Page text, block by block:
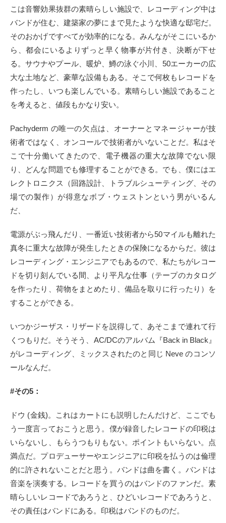
こは音響効果抜群の素晴らしい施設で、レコーディング中は
バンドが住む、建築家の夢にまで見たような快適な邸宅だ。
そのおかげですべてが効率的になる。みんながそこにいるか
ら、都会にいるよりずっと早く物事が片付き、決断が下せ
る。サウナやプール、暖炉、鱒の泳ぐ小川、50エーカーの広
大な土地など、豪華な設備もある。そこで何枚もレコードを
作ったし、いつも楽しんでいる。素晴らしい施設であること
を考えると、値段もかなり安い。
Pachyderm の唯一の欠点は、オーナーとマネージャーが技
術者ではなく、オンコールで技術者がいないことだ。私はそ
こで十分働いてきたので、電子機器の重大な故障でない限
り、どんな問題でも修理することができる。でも、僕にはエ
レクトロニクス（回路設計、トラブルシューティング、その
場での製作）が得意なボブ・ウェストンという男がいるん
だ、
電源がぶっ飛んだり、一番近い技術者から50マイルも離れた
真冬に重大な故障が発生したときの保険になるからだ。彼は
レコーディング・エンジニアでもあるので、私たちがレコー
ドを切り刻んでいる間、より平凡な仕事（テープのカタログ
を作ったり、荷物をまとめたり、備品を取りに行ったり）を
することができる。
いつかジーザス・リザードを説得して、あそこまで連れて行
くつもりだ。そうそう、AC/DCのアルバム『Back in Black』
がレコーディング、ミックスされたのと同じ Neve のコンソ
ールなんだ。
#その5：
ドウ (金銭)。これはカートにも説明したんだけど、ここでも
う一度言っておこうと思う。僕が録音したレコードの印税は
いらないし、もらうつもりもない。ポイントもいらない。点
満点だ。プロデューサーやエンジニアに印税を払うのは倫理
的に許されないことだと思う。バンドは曲を書く。バンドは
音楽を演奏する。レコードを買うのはバンドのファンだ。素
晴らしいレコードであろうと、ひどいレコードであろうと、
その責任はバンドにある。印税はバンドのものだ。